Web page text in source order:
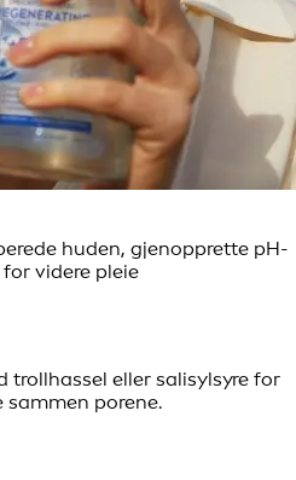
huden, gjenopprette pH-
videre pleie
trollhassel eller salisylsyre for
sammen porene.